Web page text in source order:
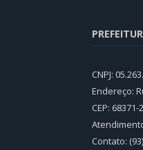
CNPJ:
Endereço:
CEP: 68371-
Contato: